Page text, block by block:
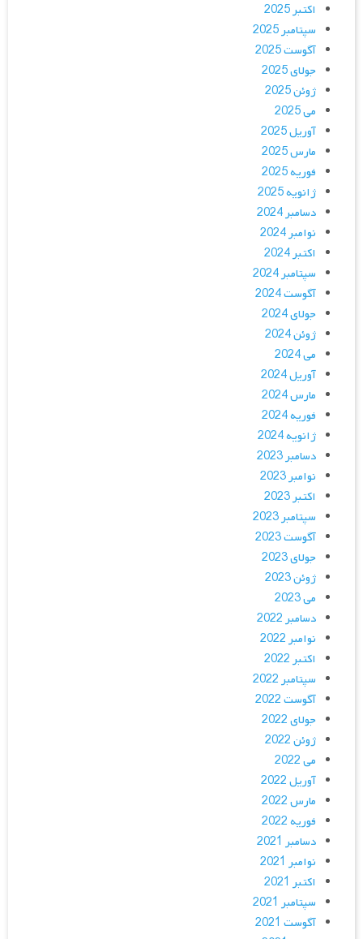
اکتبر 2025
سپتامبر 2025
آگوست 2025
جولای 2025
ژوئن 2025
می 2025
آوریل 2025
مارس 2025
فوریه 2025
ژانویه 2025
دسامبر 2024
نوامبر 2024
اکتبر 2024
سپتامبر 2024
آگوست 2024
جولای 2024
ژوئن 2024
می 2024
آوریل 2024
مارس 2024
فوریه 2024
ژانویه 2024
دسامبر 2023
نوامبر 2023
اکتبر 2023
سپتامبر 2023
آگوست 2023
جولای 2023
ژوئن 2023
می 2023
دسامبر 2022
نوامبر 2022
اکتبر 2022
سپتامبر 2022
آگوست 2022
جولای 2022
ژوئن 2022
می 2022
آوریل 2022
مارس 2022
فوریه 2022
دسامبر 2021
نوامبر 2021
اکتبر 2021
سپتامبر 2021
آگوست 2021